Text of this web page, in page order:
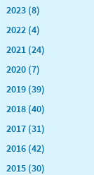
2023 (8)
2022 (4)
2021 (24)
2020 (7)
2019 (39)
2018 (40)
2017 (31)
2016 (42)
2015 (30)